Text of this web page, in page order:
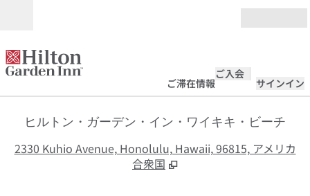
ご滞在情報
ご入会
サインイン
ヒルトン・ガーデン・イン・ワイキキ・ビーチ
2330 Kuhio Avenue, Honolulu, Hawaii, 96815, アメリカ
合衆国